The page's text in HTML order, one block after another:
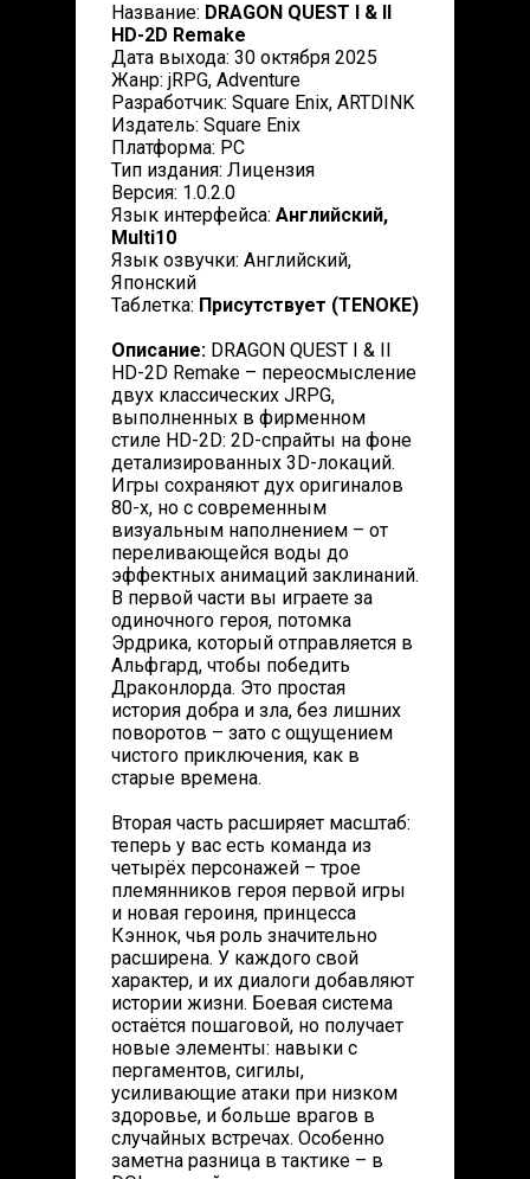
Название: DRAGON QUEST I & II
HD-2D Remake
Дата выхода: 30 октября 2025
Жанр: jRPG, Adventure
Разработчик: Square Enix, ARTDINK
Издатель: Square Enix
Платформа: PC
Тип издания: Лицензия
Версия: 1.0.2.0
Язык интерфейса: Английский,
Multi10
Язык озвучки: Английский,
Японский
Таблетка: Присутствует (TENOKE)
Описание: DRAGON QUEST I & II
HD-2D Remake – переосмысление
двух классических JRPG,
выполненных в фирменном
стиле HD-2D: 2D-спрайты на фоне
детализированных 3D-локаций.
Игры сохраняют дух оригиналов
80-х, но с современным
визуальным наполнением – от
переливающейся воды до
эффектных анимаций заклинаний.
В первой части вы играете за
одиночного героя, потомка
Эрдрика, который отправляется в
Альфгард, чтобы победить
Драконлорда. Это простая
история добра и зла, без лишних
поворотов – зато с ощущением
чистого приключения, как в
старые времена.
Вторая часть расширяет масштаб:
теперь у вас есть команда из
четырёх персонажей – трое
племянников героя первой игры
и новая героиня, принцесса
Кэннок, чья роль значительно
расширена. У каждого свой
характер, и их диалоги добавляют
истории жизни. Боевая система
остаётся пошаговой, но получает
новые элементы: навыки с
пергаментов, сигилы,
усиливающие атаки при низком
здоровье, и больше врагов в
случайных встречах. Особенно
заметна разница в тактике – в